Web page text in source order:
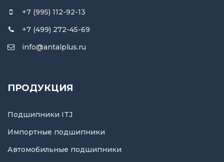
+7 (995) 112-92-13
+7 (499) 272-45-69
info@antalplus.ru
ПРОДУКЦИЯ
Подшипники ITJ
Импортные подшипники
Автомобильные подшипники